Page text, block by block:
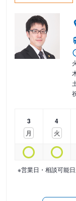
3
月
4
火
※営業日・相談可能